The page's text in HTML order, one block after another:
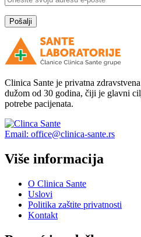
Clinica Sante je privatna
dužom od 30 godina, čiji je glavni
potrebe pacijenata.
Email: office@clinica-sante.rs
Više informacija
O Clinica Sante
Uslovi
Politika zaštite privatnosti
Kontakt